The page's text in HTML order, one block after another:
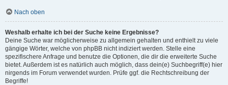
Nach oben
Weshalb erhalte ich bei der Suche keine Ergebnisse?
Deine Suche war möglicherweise zu allgemein gehalten und enthielt zu viele
gängige Wörter, welche von phpBB nicht indiziert werden. Stelle eine
spezifischere Anfrage und benutze die Optionen, die dir die erweiterte Suche
bietet. Außerdem ist es natürlich auch möglich, dass dein(e) Suchbegriff(e) hier
nirgends im Forum verwendet wurden. Prüfe ggf. die Rechtschreibung der
Begriffe!